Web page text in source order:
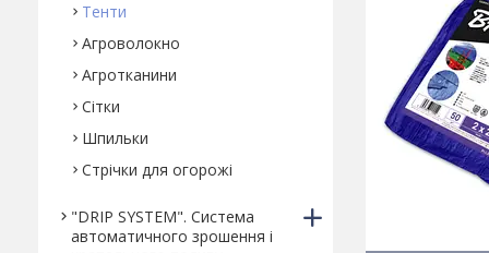
Тенти
Агроволокно
Агротканини
Сітки
Шпильки
Стрічки для огорожі
"DRIP SYSTEM". Система
автоматичного зрошення і